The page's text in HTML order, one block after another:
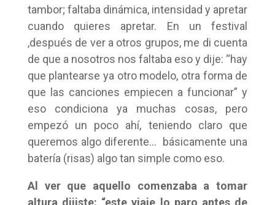
tambor; faltaba dinámica, intensidad y apretar
cuando quieres apretar. En un festival
,después de ver a otros grupos, me di cuenta
de que a nosotros nos faltaba eso y dije: “hay
que plantearse ya otro modelo, otra forma de
que las canciones empiecen a funcionar” y
eso condiciona ya muchas cosas, pero
empezó un poco ahí, teniendo claro que
queremos algo diferente… básicamente una
batería (risas) algo tan simple como eso.
Al ver que aquello comenzaba a tomar
altura dijiste: “este viaje lo paro antes de